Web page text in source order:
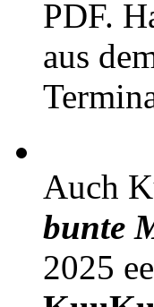
PDF.
aus
Auch
bunte
2025